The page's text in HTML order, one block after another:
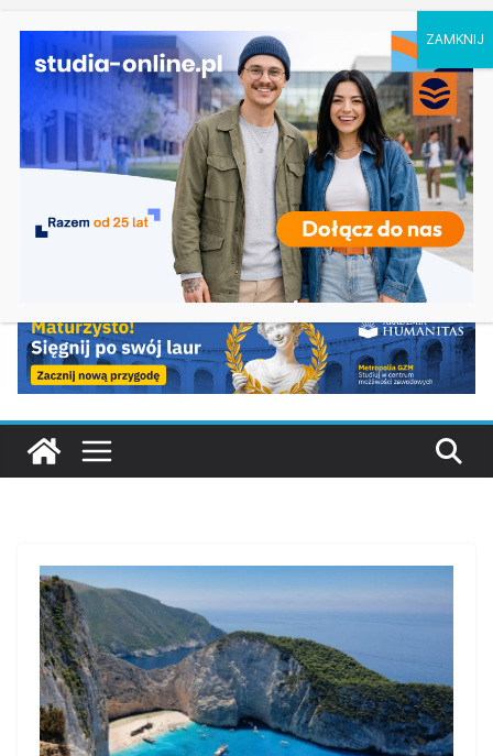
Ostatnie
wpisy:
Filologia słowiańska w Krakowie
Studia historyczne w Łodzi
Analityka biznesowa i Data Science – Collegium
Da Vinci w Poznaniu
Chemia w Opolu
Biologia w Rzeszowie